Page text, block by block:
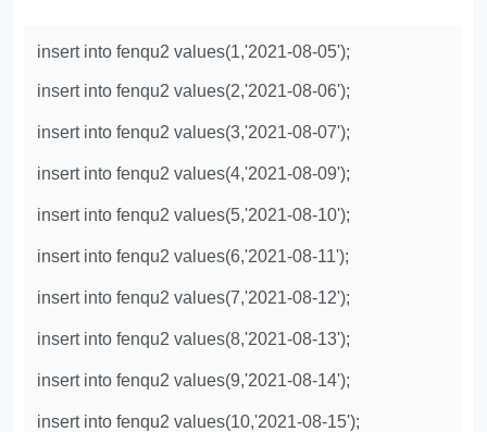
insert into fenqu2 values(1,'2021-08-05');
insert into fenqu2 values(2,'2021-08-06');
insert into fenqu2 values(3,'2021-08-07');
insert into fenqu2 values(4,'2021-08-09');
insert into fenqu2 values(5,'2021-08-10');
insert into fenqu2 values(6,'2021-08-11');
insert into fenqu2 values(7,'2021-08-12');
insert into fenqu2 values(8,'2021-08-13');
insert into fenqu2 values(9,'2021-08-14');
insert into fenqu2 values(10,'2021-08-15');